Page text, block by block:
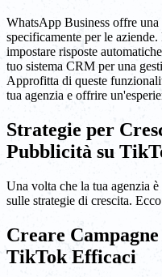
WhatsApp Business offre
specificamente per le
impostare risposte
tuo sistema CRM per una
Approfitta di queste
tua agenzia e offrire
Strategie per
Pubblicità su
Una volta che la tua agenzia
sulle strategie di crescita.
Creare
TikTok Efficaci